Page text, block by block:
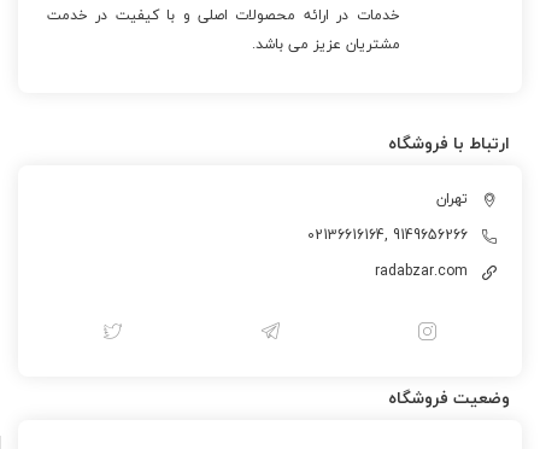
خدمات در ارائه محصولات اصلی و با کیفیت در خدمت
مشتریان عزیز می باشد.
ارتباط با فروشگاه
02136616164, 9149656266
radabzar.com
وضعیت فروشگاه